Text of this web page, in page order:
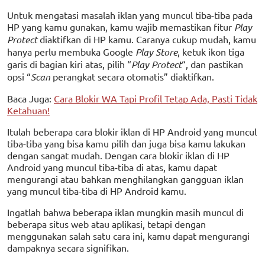
Untuk mengatasi masalah iklan yang muncul tiba-tiba pada
HP yang kamu gunakan, kamu wajib memastikan fitur Play
Protectdiaktifkan di HP kamu. Caranya cukup mudah, kamu
hanya perlu membuka Google Play Store, ketuk ikon tiga
garis di bagian kiri atas, pilih “Play Protect“, dan pastikan
opsi “Scan perangkat secara otomatis” diaktifkan.
Baca Juga: Cara Blokir WA Tapi Profil Tetap Ada, Pasti Tidak
Ketahuan!
Itulah beberapa cara blokir iklan di HP Android yang muncul
tiba-tiba yang bisa kamu pilih dan juga bisa kamu lakukan
dengan sangat mudah. Dengan cara blokir iklan di HP
Android yang muncul tiba-tiba di atas, kamu dapat
mengurangi atau bahkan menghilangkan gangguan iklan
yang muncul tiba-tiba di HP Android kamu.
Ingatlah bahwa beberapa iklan mungkin masih muncul di
beberapa situs web atau aplikasi, tetapi dengan
menggunakan salah satu cara ini, kamu dapat mengurangi
dampaknya secara signifikan.